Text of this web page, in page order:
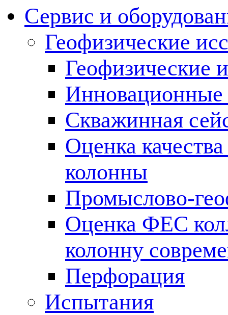
Сервис и
Геофизические
Геофизические
Инновационные
Скважинная
Оценка
колонны
Промыслово-
Оценка ФЕС
колонну
Перфорация
Испытания